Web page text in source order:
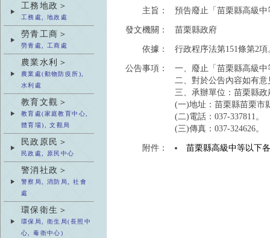
工務地政＞
工務處, 地政處
勞青工商＞
勞青處, 工商處
農業水利＞
農業處(動物防疫所),
水利處
教育文觀＞
教育處(家庭教育中心,
體育場), 文觀局
民政原民＞
民政處, 原民中心
警消社政＞
警察局, 消防局, 社會
處
環保衛生＞
環保局, 衛生局(長照中
心, 毒衛中心)
主旨：
預告廢止「苗栗縣高級
發文機關：
苗栗縣政府
依據：
行政程序法第151條第2項
公告事項：
一、廢止「苗栗縣高級
二、對於公告內容如有
三、承辦單位：苗栗縣
(一)地址：苗栗縣苗栗市
(二)電話：037-337811。
(三)傳真：037-324626。
附件：
苗栗縣高級中等以下